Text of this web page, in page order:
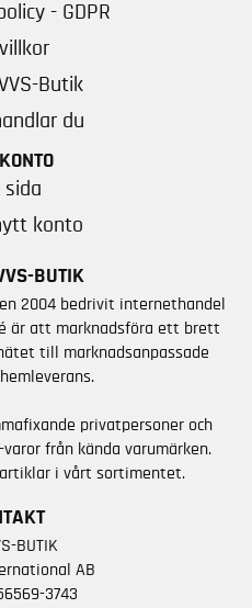
- GDPR
Butik
du
sida
konto
BUTIK
2004 bedrivit internethandel
är att marknadsföra ett brett
till marknadsanpassade
privatpersoner och
från kända varumärken.
i vårt sortimentet.
BUTIK
AB
3743